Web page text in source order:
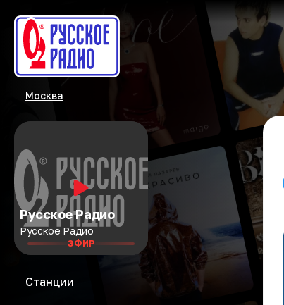
Москва
Русское Радио
Русское Радио
ЭФИР
Станции